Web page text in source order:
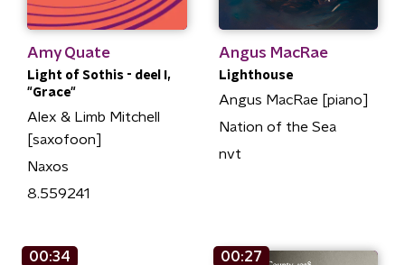
Amy Quate
Light of Sothis - deel I,
"Grace"
Alex & Limb Mitchell
[saxofoon]
Naxos
8.559241
Angus MacRae
Lighthouse
Angus MacRae [piano]
Nation of the Sea
nvt
00:34 00:27